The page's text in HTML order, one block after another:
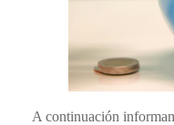
A continuación